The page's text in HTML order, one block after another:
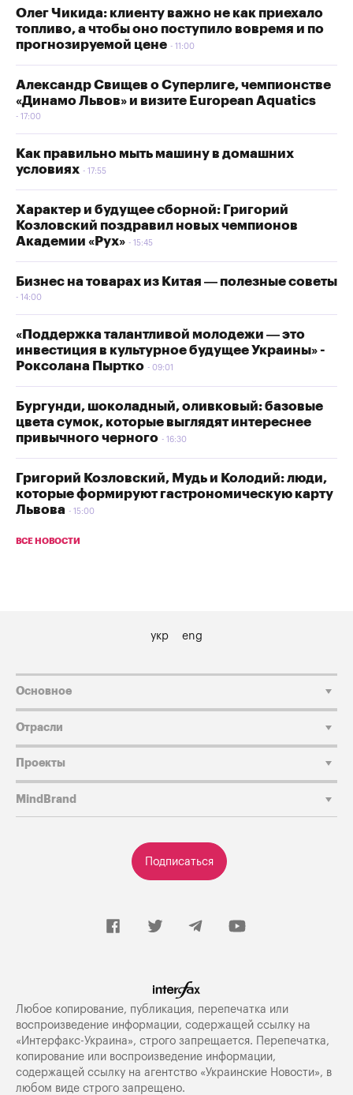
Олег Чикида: клиенту важно не как приехало
топливо, а чтобы оно поступило вовремя и по
прогнозируемой цене
11:00
Александр Свищев о Суперлиге, чемпионстве
«Динамо Львов» и визите European Aquatics
17:00
Как правильно мыть машину в домашних
условиях
17:55
Характер и будущее сборной: Григорий
Козловский поздравил новых чемпионов
Академии «Рух»
15:45
Бизнес на товарах из Китая — полезные советы
14:00
«Поддержка талантливой молодежи — это
инвестиция в культурное будущее Украины» -
Роксолана Пыртко
09:01
Бургунди, шоколадный, оливковый: базовые
цвета сумок, которые выглядят интереснее
привычного черного
16:30
Григорий Козловский, Мудь и Колодий: люди,
которые формируют гастрономическую карту
Львова
15:00
ВСЕ НОВОСТИ
укр eng
Подписаться
Основное
Отрасли
Проекты
MindBrand
Любое копирование, публикация, перепечатка или
воспроизведение информации, содержащей ссылку на
«Интерфакс-Украина», строго запрещается. Перепечатка,
копирование или воспроизведение информации,
содержащей ссылку на агентство «Украинские Новости», в
любом виде строго запрещено.